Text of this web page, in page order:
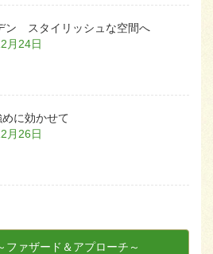
ン スタイリッシュな空間へ
月24日
に効かせて
月26日
ァザード＆アプローチ～